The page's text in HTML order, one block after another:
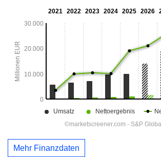
Mehr Finanzdaten